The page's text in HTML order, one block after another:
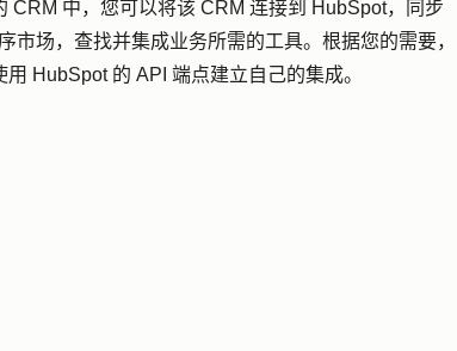
CRM 中，您可以将该 CRM 连接到 HubSpot，同步
场，查找并集成业务所需的工具。根据您的需要，
HubSpot 的 API 端点建立自己的集成。